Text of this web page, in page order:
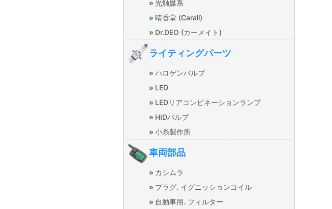
光触媒系
晴香堂 (Carall)
Dr.DEO (カーメイト)
ライティングパーツ
ハロゲンバルブ
LED
LEDリアコンビネーションランプ
HIDバルブ
小糸製作所
車両部品
カシムラ
プラグ. イグニッションコイル
自動車用. フィルター